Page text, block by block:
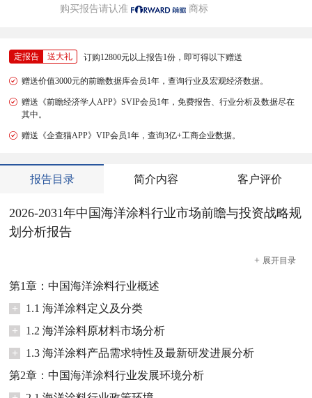
购买报告请认准
商标
定报告 送大礼 订购12800元以上报告1份，即可得以下赠送
赠送价值3000元的前瞻数据库会员1年，查询行业及宏观经济数据。
赠送《前瞻经济学人APP》SVIP会员1年，免费报告、行业分析及数据尽在
其中。
赠送《企查猫APP》VIP会员1年，查询3亿+工商企业数据。
报告目录 简介内容 客户评价
2026-2031年中国海洋涂料行业市场前瞻与投资战略规
划分析报告
+ 展开目录
第1章：中国海洋涂料行业概述
+
1.1 海洋涂料定义及分类
+
1.2 海洋涂料原材料市场分析
+
1.3 海洋涂料产品需求特性及最新研发进展分析
第2章：中国海洋涂料行业发展环境分析